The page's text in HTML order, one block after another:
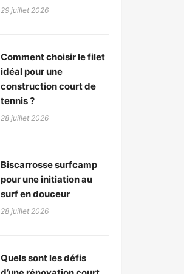
29 juillet 2026
Comment choisir le filet
idéal pour une
construction court de
tennis ?
28 juillet 2026
Biscarrosse surfcamp
pour une initiation au
surf en douceur
28 juillet 2026
Quels sont les défis